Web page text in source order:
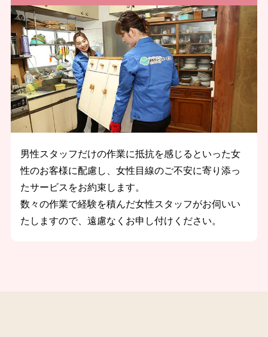
男性スタッフだけの作業に抵抗を感じるといった女
性のお客様に配慮し、女性目線のご不安に寄り添っ
たサービスをお約束します。
数々の作業で経験を積んだ女性スタッフがお伺いい
たしますので、遠慮なくお申し付けください。